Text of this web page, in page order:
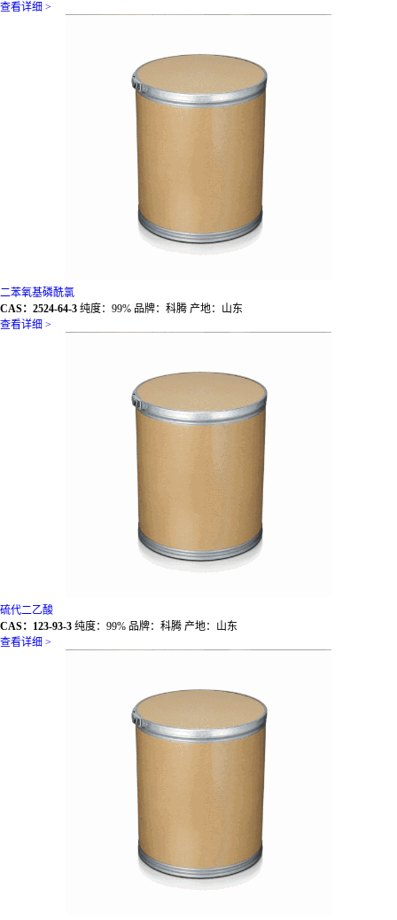
查看详细 >
二苯氧基磷酰氯
CAS：2524-64-3 纯度：99% 品牌：科腾 产地：山东
查看详细 >
硫代二乙酸
CAS：123-93-3 纯度：99% 品牌：科腾 产地：山东
查看详细 >